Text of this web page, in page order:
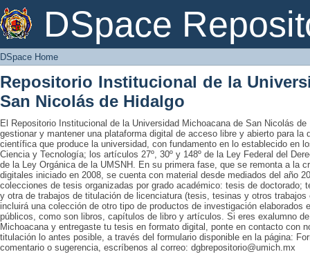
DSpace
DSpace Home
DSpace Home
Repositorio Institucional de la
San Nicolás de Hidalgo
El Repositorio Institucional de la Universidad Michoacana de San Nicolás
gestionar y mantener una plataforma digital de acceso libre y abierto para la
científica que produce la universidad, con fundamento en lo establecido en
Ciencia y Tecnología; los artículos 27º, 30º y 148º de la Ley Federal del
de la Ley Orgánica de la UMSNH. En su primera fase, que se remonta a la
digitales iniciado en 2008, se cuenta con material desde mediados del año
colecciones de tesis organizadas por grado académico: tesis de doctorado;
y otra de trabajos de titulación de licenciatura (tesis, tesinas y otros
incluirá una colección de otro tipo de productos de investigación elaborados
públicos, como son libros, capítulos de libro y artículos. Si eres exalumno
Michoacana y entregaste tu tesis en formato digital, ponte en contacto con
titulación lo antes posible, a través del formulario disponible en la página:
comentario o sugerencia, escríbenos al correo: dgbrepositorio@umich.mx